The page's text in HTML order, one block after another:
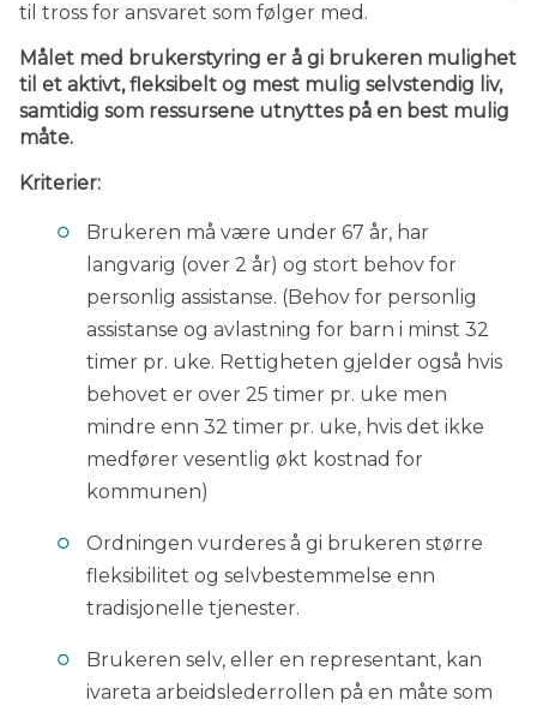
til tross for ansvaret som følger med.
Målet med brukerstyring er å gi brukeren mulighet
til et aktivt, fleksibelt og mest mulig selvstendig liv,
samtidig som ressursene utnyttes på en best mulig
måte.
Kriterier:
Brukeren må være under 67 år, har
langvarig (over 2 år) og stort behov for
personlig assistanse. (Behov for personlig
assistanse og avlastning for barn i minst 32
timer pr. uke. Rettigheten gjelder også hvis
behovet er over 25 timer pr. uke men
mindre enn 32 timer pr. uke, hvis det ikke
medfører vesentlig økt kostnad for
kommunen)
Ordningen vurderes å gi brukeren større
fleksibilitet og selvbestemmelse enn
tradisjonelle tjenester.
Brukeren selv, eller en representant, kan
ivareta arbeidslederrollen på en måte som